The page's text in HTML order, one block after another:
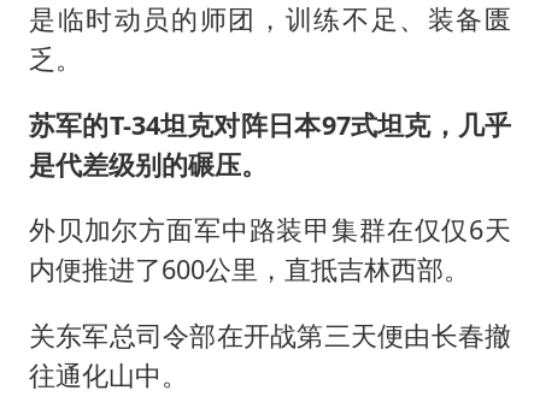
是临时动员的师团，训练不足、装备匮
乏。
苏军的T-34坦克对阵日本97式坦克，几乎
是代差级别的碾压。
外贝加尔方面军中路装甲集群在仅仅6天
内便推进了600公里，直抵吉林西部。
关东军总司令部在开战第三天便由长春撤
往通化山中。